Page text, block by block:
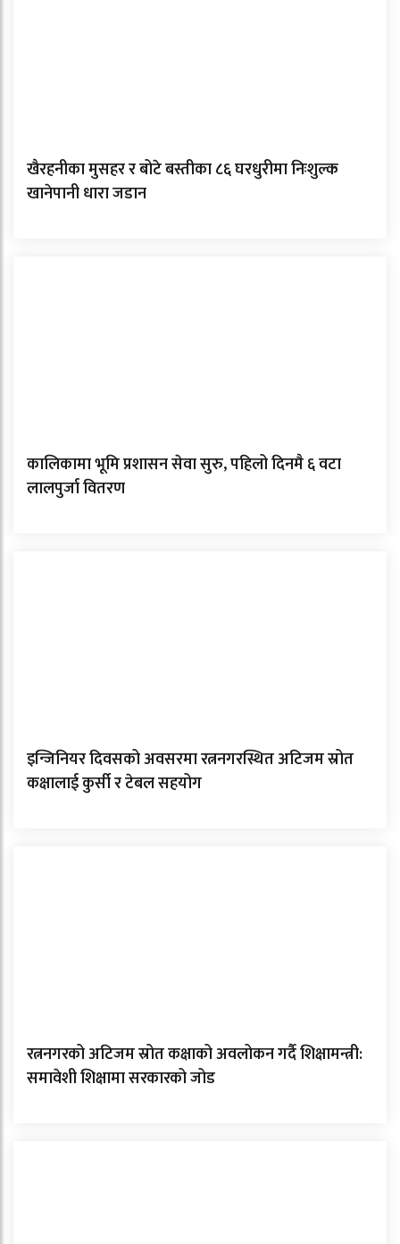
खैरहनीका मुसहर र बोटे बस्तीका ८६ घरधुरीमा निःशुल्क
खानेपानी धारा जडान
कालिकामा भूमि प्रशासन सेवा सुरु, पहिलो दिनमै ६ वटा
लालपुर्जा वितरण
इन्जिनियर दिवसको अवसरमा रत्ननगरस्थित अटिजम स्रोत
कक्षालाई कुर्सी र टेबल सहयोग
रत्ननगरको अटिजम स्रोत कक्षाको अवलोकन गर्दै शिक्षामन्त्री:
समावेशी शिक्षामा सरकारको जोड